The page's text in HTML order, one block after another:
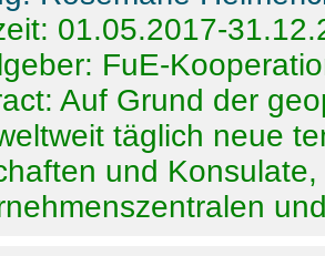
01.05.2017-
FuE-
Auf Grund der
täglich neue
und